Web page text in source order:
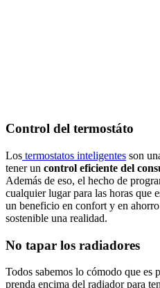
Control del termostáto
Los termostatos inteligentes son
tener un control eficiente del
Además de eso, el hecho de
cualquier lugar para las horas que
un beneficio en confort y en
sostenible una realidad.
No tapar los radiadores
Todos sabemos lo cómodo que es
prenda encima del radiador para